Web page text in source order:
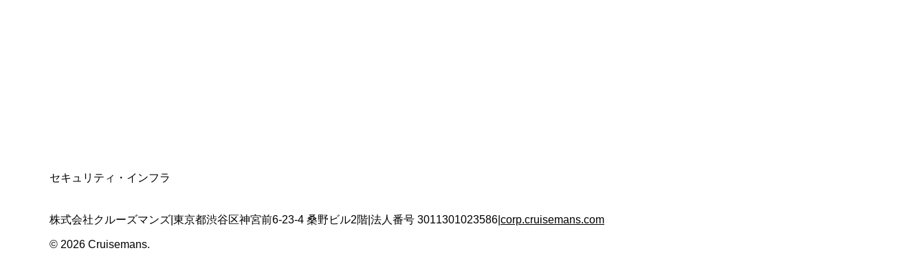
セキュリティ・インフラ
株式会社クルーズマンズ 東京都渋谷区神宮前6-23-4 桑野ビル2階 法人番号 3011301023586 corp.cruisemans.com
© 2026 Cruisemans.